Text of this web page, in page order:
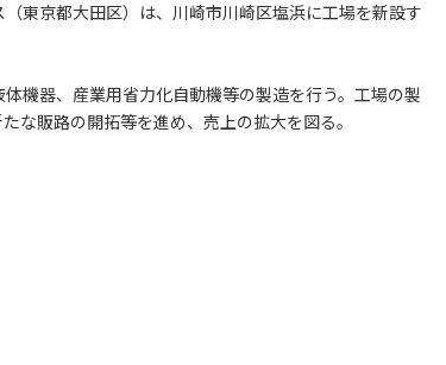
東京都大田区）は、川崎市川崎区塩浜に工場を新設す
機器、産業用省力化自動機等の製造を行う。工場の製
な販路の開拓等を進め、売上の拡大を図る。